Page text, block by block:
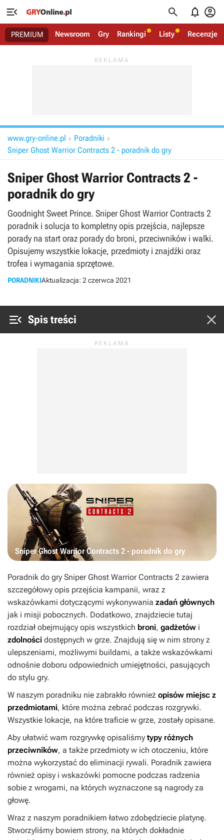
   
PREMIUM Newsroom Gry Rankingi Listy Recenzje
www.gry-online.pl  Poradniki 
Sniper Ghost Warrior Contracts 2 - poradnik do gry
Sniper Ghost Warrior Contracts 2 -
poradnik do gry
Goodnight Sweet Prince. Sniper Ghost Warrior Contracts 2
poradnik i solucja to kompletny opis przejścia, najlepsze
porady na start oraz porady do broni, przeciwników i walki.
Opisujemy wszystkie lokacje, przedmioty i znajdźki oraz
trofea i wymagania sprzętowe.
PORADNIKIAktualizacja: 2 czerwca 2021
 Spis treści 
Sniper Ghost Warrior Contracts 2 - poradnik do gry
Poradnik do gry Sniper Ghost Warrior Contracts 2 zawiera
szczegółowy opis przejścia kampanii, wraz z
wskazówkami dotyczącymi wykonywania zadań głównych
jak i misji pobocznych. Dodatkowo, znajdziecie tutaj
rozdział obejmujący opis wszystkich broni, gadżetów i
zdolności dostępnych w grze. Znajdują się w nim strony z
ulepszeniami, możliwymi buildami, a także wskazówkami
odnośnie doboru odpowiednich umiejętności, pasujących
do stylu gry.
W naszym poradniku nie zabrakło również opisów miejsc z
przedmiotami, które można zebrać podczas rozgrywki.
Wszystkie lokacje, na które traficie w grze, zostały opisane.
Aby ułatwić wam rozgrywkę opisaliśmy typy różnych
przeciwników, a także przedmioty w ich otoczeniu, które
można wykorzystać do eliminacji rywali. Poradnik zawiera
również opisy i wskazówki pomocne podczas radzenia
sobie z wrogami, na których wyznaczone są nagrody za
głowę.
Wraz z naszym poradnikiem łatwo zdobędziecie platynę.
Stworzyliśmy bowiem strony, na których dokładnie